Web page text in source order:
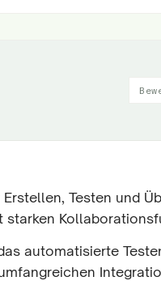
Testen und
starken
automatisierte